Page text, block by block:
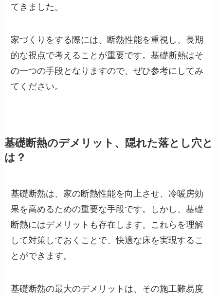
てきました。
家づくりをする際には、断熱性能を重視し、長期
的な視点で考えることが重要です。基礎断熱はそ
の一つの手段となりますので、ぜひ参考にしてみ
てください。
基礎断熱のデメリット、隠れた落とし穴と
は？
基礎断熱は、家の断熱性能を向上させ、冷暖房効
果を高めるための重要な手段です。しかし、基礎
断熱にはデメリットも存在します。これらを理解
して対策しておくことで、快適な床を実現するこ
とができます。
基礎断熱の最大のデメリットは、その施工難易度